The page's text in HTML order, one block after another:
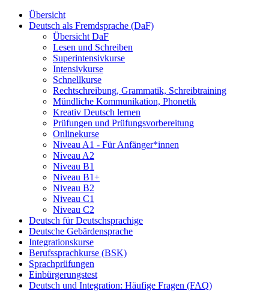
Übersicht
Deutsch als Fremdsprache (DaF)
Übersicht DaF
Lesen und Schreiben
Superintensivkurse
Intensivkurse
Schnellkurse
Rechtschreibung, Grammatik, Schreibtraining
Mündliche Kommunikation, Phonetik
Kreativ Deutsch lernen
Prüfungen und Prüfungsvorbereitung
Onlinekurse
Niveau A1 - Für Anfänger*innen
Niveau A2
Niveau B1
Niveau B1+
Niveau B2
Niveau C1
Niveau C2
Deutsch für Deutschsprachige
Deutsche Gebärdensprache
Integrationskurse
Berufssprachkurse (BSK)
Sprachprüfungen
Einbürgerungstest
Deutsch und Integration: Häufige Fragen (FAQ)